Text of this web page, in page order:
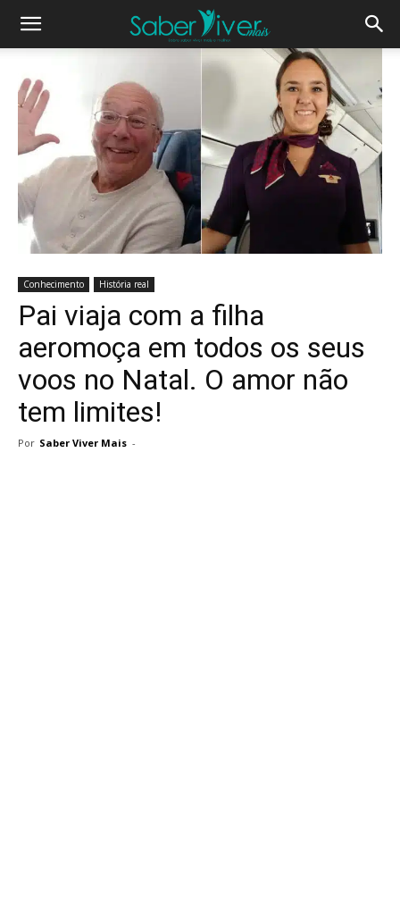
Conhecimento História real
Pai viaja com a filha
aeromoça em todos os seus
voos no Natal. O amor não
tem limites!
Por Saber Viver Mais -